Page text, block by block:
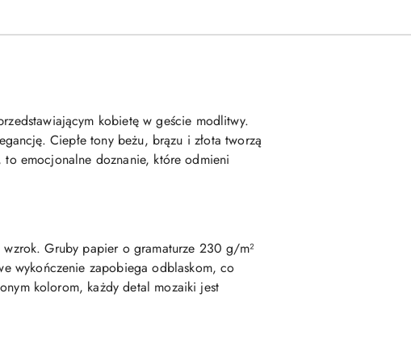
kobietę w geście modlitwy.
Ciepłe tony beżu, brązu i złota tworzą
emocjonalne doznanie, które odmieni
wzrok. Gruby papier o gramaturze 230 g/m²
wykończenie zapobiega odblaskom, co
kolorom, każdy detal mozaiki jest